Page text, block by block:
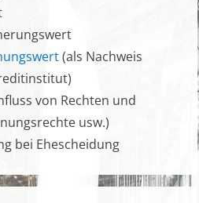
(als Nachweis
von Rechten und
usw.)
bei Ehescheidung